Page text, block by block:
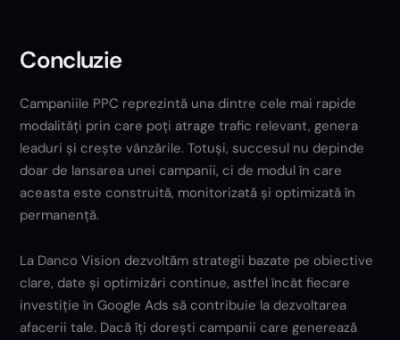
Concluzie
Campaniile PPC reprezintă una dintre cele mai rapide
modalități prin care poți atrage trafic relevant, genera
leaduri și crește vânzările. Totuși, succesul nu depinde
doar de lansarea unei campanii, ci de modul în care
aceasta este construită, monitorizată și optimizată în
permanență.
La Danco Vision dezvoltăm strategii bazate pe obiective
clare, date și optimizări continue, astfel încât fiecare
investiție în Google Ads să contribuie la dezvoltarea
afacerii tale. Dacă îți dorești campanii care generează